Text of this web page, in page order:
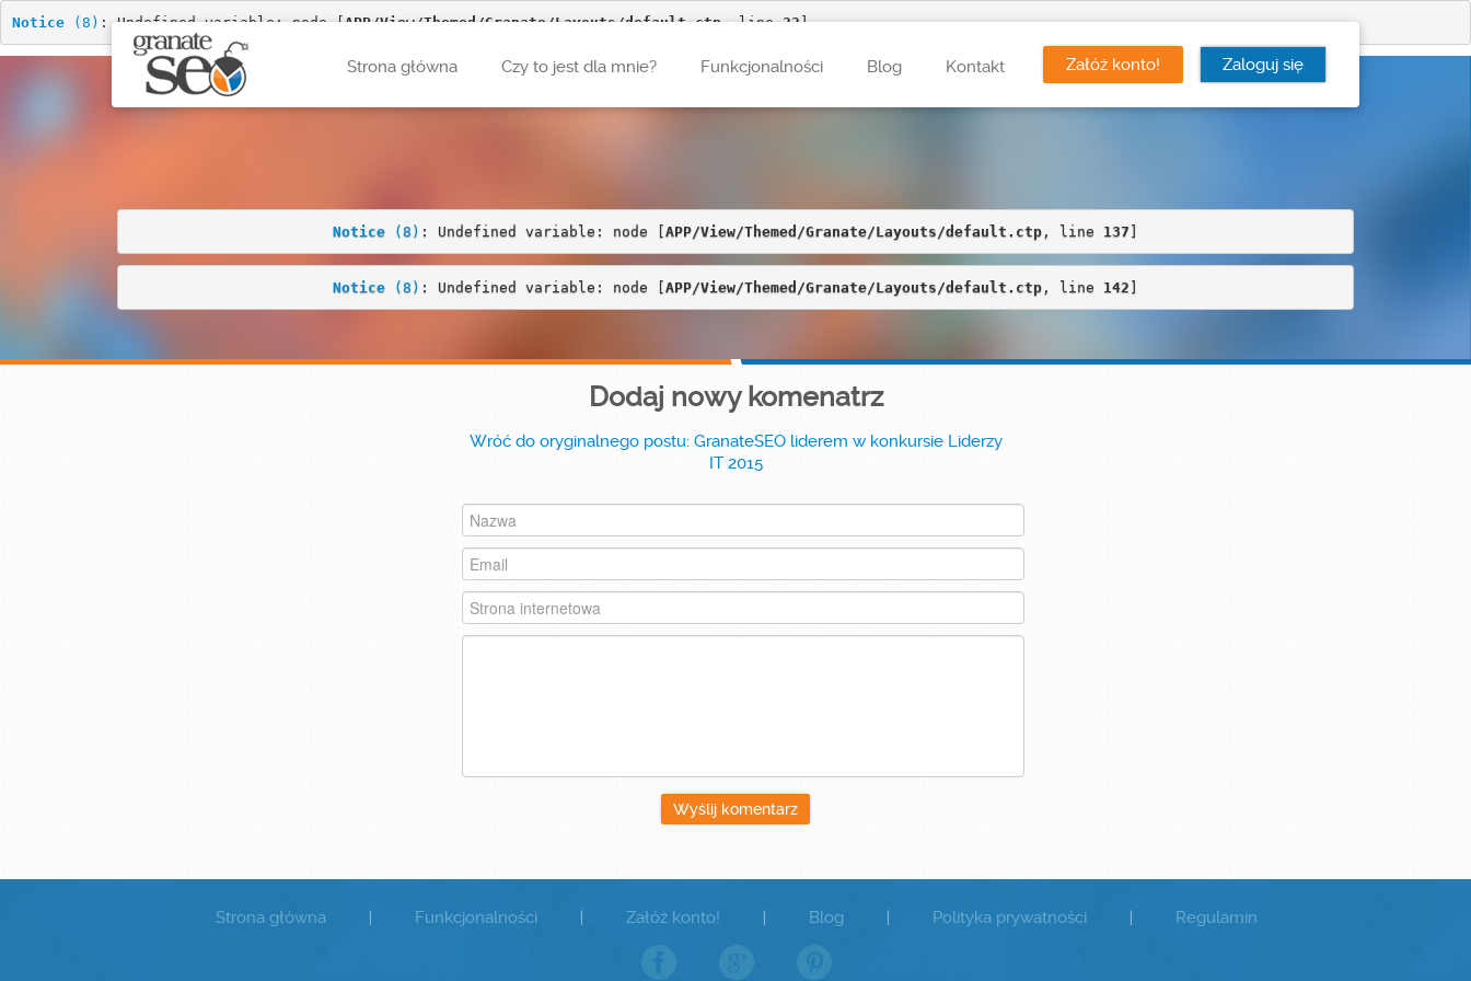
Notice (8) : Undefined variable: node [APP/View/Themed/Granate/Layouts/default.ctp, line 22]
Strona główna Czy to jest dla mnie? Funkcjonalności Blog Kontakt Załóż konto! Zaloguj się
Notice (8) : Undefined variable: node [APP/View/Themed/Granate/Layouts/default.ctp , line 137 ]
Notice (8) : Undefined variable: node [APP/View/Themed/Granate/Layouts/default.ctp , line 142 ]
Dodaj nowy komenatrz
Wróć do oryginalnego postu: GranateSEO liderem w konkursie Liderzy
IT 2015
Wyślij komentarz
Strona główna | Funkcjonalności | Załóż konto! | Blog | Polityka prywatności | Regulamin